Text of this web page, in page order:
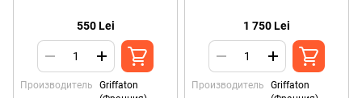
550 Lei
Производитель
Griffaton
1 750 Lei
Производитель
Griffaton